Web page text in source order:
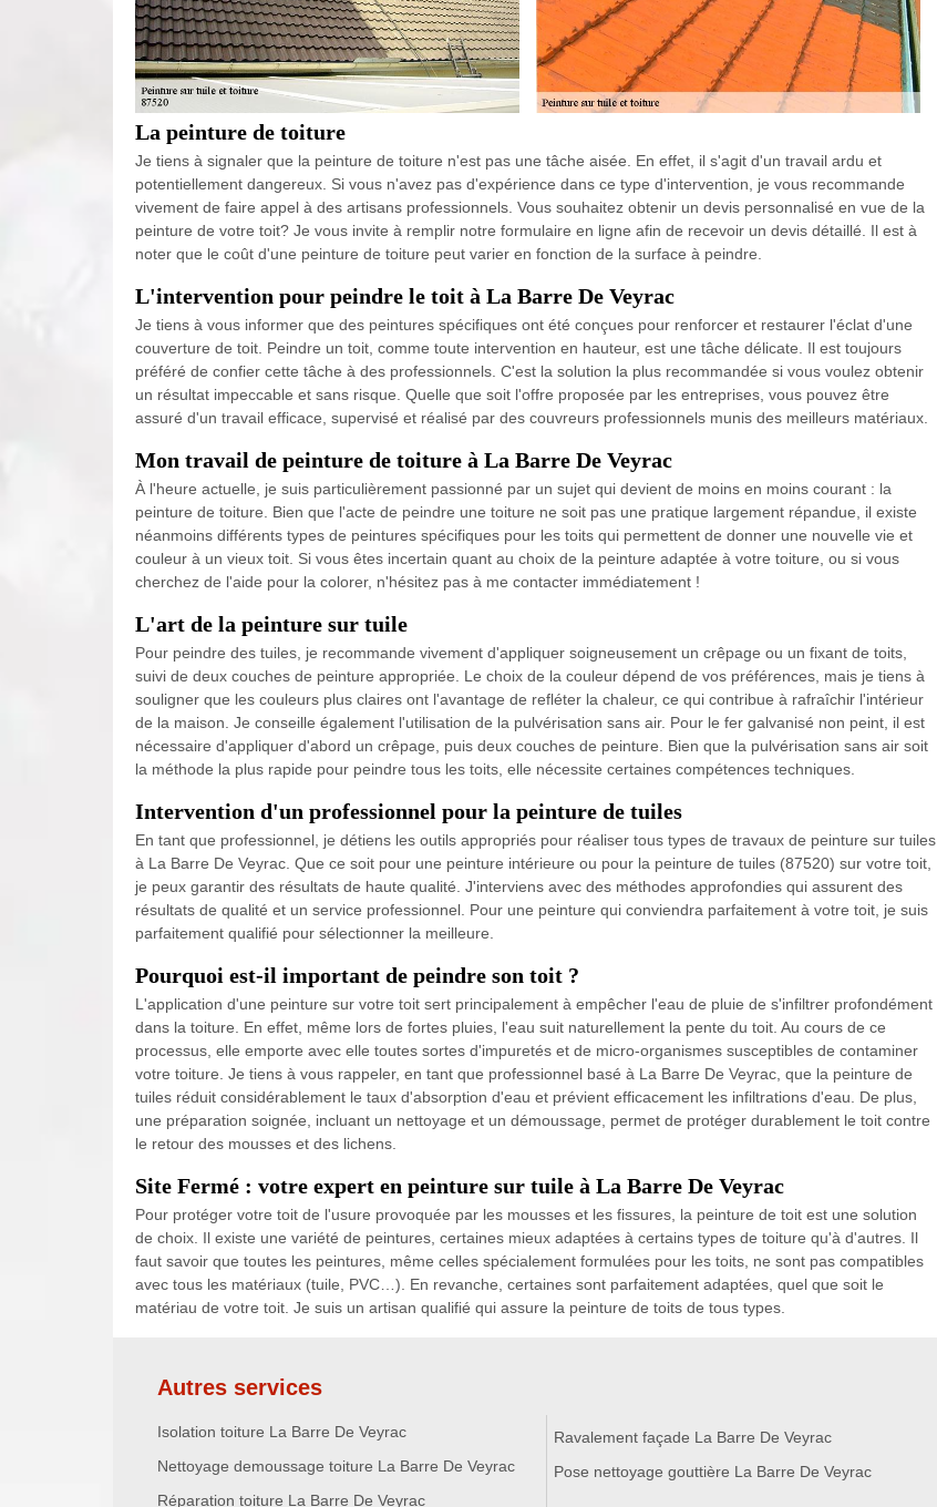
La peinture de toiture
Je tiens à signaler que la peinture de toiture n'est pas une tâche aisée. En effet, il s'agit d'un travail ardu et
potentiellement dangereux. Si vous n'avez pas d'expérience dans ce type d'intervention, je vous recommande
vivement de faire appel à des artisans professionnels. Vous souhaitez obtenir un devis personnalisé en vue de la
peinture de votre toit? Je vous invite à remplir notre formulaire en ligne afin de recevoir un devis détaillé. Il est à
noter que le coût d'une peinture de toiture peut varier en fonction de la surface à peindre.
L'intervention pour peindre le toit à La Barre De Veyrac
Je tiens à vous informer que des peintures spécifiques ont été conçues pour renforcer et restaurer l'éclat d'une
couverture de toit. Peindre un toit, comme toute intervention en hauteur, est une tâche délicate. Il est toujours
préféré de confier cette tâche à des professionnels. C'est la solution la plus recommandée si vous voulez obtenir
un résultat impeccable et sans risque. Quelle que soit l'offre proposée par les entreprises, vous pouvez être
assuré d'un travail efficace, supervisé et réalisé par des couvreurs professionnels munis des meilleurs matériaux.
Mon travail de peinture de toiture à La Barre De Veyrac
À l'heure actuelle, je suis particulièrement passionné par un sujet qui devient de moins en moins courant : la
peinture de toiture. Bien que l'acte de peindre une toiture ne soit pas une pratique largement répandue, il existe
néanmoins différents types de peintures spécifiques pour les toits qui permettent de donner une nouvelle vie et
couleur à un vieux toit. Si vous êtes incertain quant au choix de la peinture adaptée à votre toiture, ou si vous
cherchez de l'aide pour la colorer, n'hésitez pas à me contacter immédiatement !
L'art de la peinture sur tuile
Pour peindre des tuiles, je recommande vivement d'appliquer soigneusement un crêpage ou un fixant de toits,
suivi de deux couches de peinture appropriée. Le choix de la couleur dépend de vos préférences, mais je tiens à
souligner que les couleurs plus claires ont l'avantage de refléter la chaleur, ce qui contribue à rafraîchir l'intérieur
de la maison. Je conseille également l'utilisation de la pulvérisation sans air. Pour le fer galvanisé non peint, il est
nécessaire d'appliquer d'abord un crêpage, puis deux couches de peinture. Bien que la pulvérisation sans air soit
la méthode la plus rapide pour peindre tous les toits, elle nécessite certaines compétences techniques.
Intervention d'un professionnel pour la peinture de tuiles
En tant que professionnel, je détiens les outils appropriés pour réaliser tous types de travaux de peinture sur tuiles
à La Barre De Veyrac. Que ce soit pour une peinture intérieure ou pour la peinture de tuiles (87520) sur votre toit,
je peux garantir des résultats de haute qualité. J'interviens avec des méthodes approfondies qui assurent des
résultats de qualité et un service professionnel. Pour une peinture qui conviendra parfaitement à votre toit, je suis
parfaitement qualifié pour sélectionner la meilleure.
Pourquoi est-il important de peindre son toit ?
L'application d'une peinture sur votre toit sert principalement à empêcher l'eau de pluie de s'infiltrer profondément
dans la toiture. En effet, même lors de fortes pluies, l'eau suit naturellement la pente du toit. Au cours de ce
processus, elle emporte avec elle toutes sortes d'impuretés et de micro-organismes susceptibles de contaminer
votre toiture. Je tiens à vous rappeler, en tant que professionnel basé à La Barre De Veyrac, que la peinture de
tuiles réduit considérablement le taux d'absorption d'eau et prévient efficacement les infiltrations d'eau. De plus,
une préparation soignée, incluant un nettoyage et un démoussage, permet de protéger durablement le toit contre
le retour des mousses et des lichens.
Site Fermé : votre expert en peinture sur tuile à La Barre De Veyrac
Pour protéger votre toit de l'usure provoquée par les mousses et les fissures, la peinture de toit est une solution
de choix. Il existe une variété de peintures, certaines mieux adaptées à certains types de toiture qu'à d'autres. Il
faut savoir que toutes les peintures, même celles spécialement formulées pour les toits, ne sont pas compatibles
avec tous les matériaux (tuile, PVC…). En revanche, certaines sont parfaitement adaptées, quel que soit le
matériau de votre toit. Je suis un artisan qualifié qui assure la peinture de toits de tous types.
Autres services
Isolation toiture La Barre De Veyrac
Nettoyage demoussage toiture La Barre De Veyrac
Réparation toiture La Barre De Veyrac
Ravalement façade La Barre De Veyrac
Pose nettoyage gouttière La Barre De Veyrac